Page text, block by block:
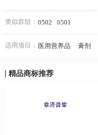
类似群组： 0502 0501
适用项目： 医用营养品 膏剂
精品商标推荐